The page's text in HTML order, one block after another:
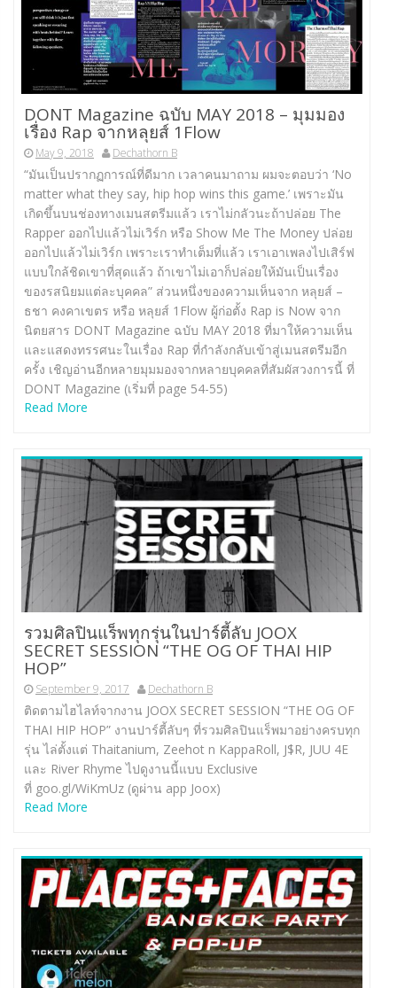
DONT Magazine ฉบับ MAY 2018 – มุมมอง
เรื่อง Rap จากหลุยส์ 1Flow
May 9, 2018 Dechathorn B
“มันเป็นปรากฏการณ์ที่ดีมาก เวลาคนมาถาม ผมจะตอบว่า ‘No
matter what they say, hip hop wins this game.’ เพราะมัน
เกิดขึ้นบนช่องทางเมนสตรีมแล้ว เราไม่กลัวนะถ้าปล่อย The
Rapper ออกไปแล้วไม่เวิร์ก หรือ Show Me The Money ปล่อย
ออกไปแล้วไม่เวิร์ก เพราะเราทำเต็มที่แล้ว เราเอาเพลงไปเสิร์ฟ
แบบใกล้ชิดเขาที่สุดแล้ว ถ้าเขาไม่เอาก็ปล่อยให้มันเป็นเรื่อง
ของรสนิยมแต่ละบุคคล” ส่วนหนึ่งของความเห็นจาก หลุยส์ –
ธชา คงคาเขตร หรือ หลุยส์ 1Flow ผู้ก่อตั้ง Rap is Now จาก
นิตยสาร DONT Magazine ฉบับ MAY 2018 ที่มาให้ความเห็น
และแสดงทรรศนะในเรื่อง Rap ที่กำลังกลับเข้าสู่เมนสตรีมอีก
ครั้ง เชิญอ่านอีกหลายมุมมองจากหลายบุคคลที่สัมผัสวงการนี้ ที่
DONT Magazine (เริ่มที่ page 54-55)
Read More
รวมศิลปินแร็พทุกรุ่นในปาร์ตี้ลับ JOOX
SECRET SESSION “THE OG OF THAI HIP
HOP”
September 9, 2017 Dechathorn B
ติดตามไฮไลท์จากงาน JOOX SECRET SESSION “THE OG OF
THAI HIP HOP” งานปาร์ตี้ลับๆ ที่รวมศิลปินแร็พมาอย่างครบทุก
รุ่น ไล่ตั้งแต่ Thaitanium, Zeehot n KappaRoll, J$R, JUU 4E
และ River Rhyme ไปดูงานนี้แบบ Exclusive
ที่ goo.gl/WiKmUz (ดูผ่าน app Joox)
Read More